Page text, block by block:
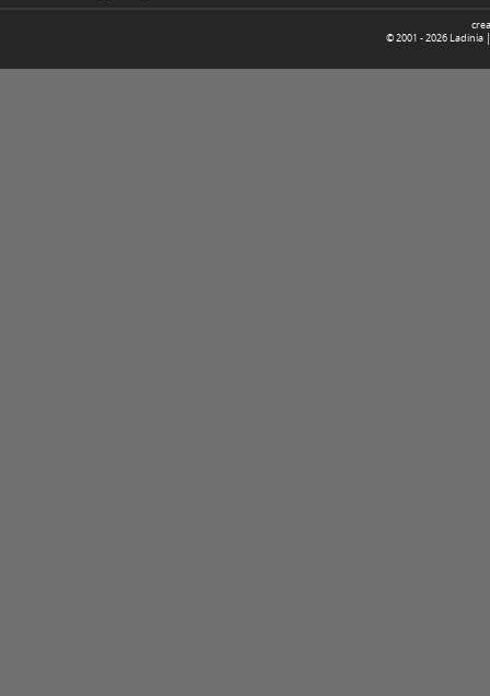
© 2001 -2026 Ladinia